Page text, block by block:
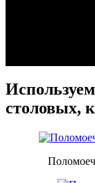
столовых,